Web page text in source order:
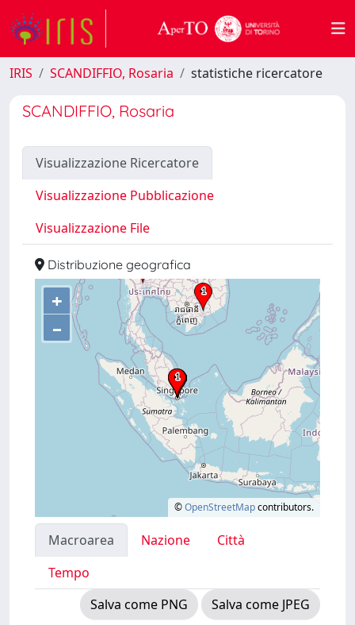
IRIS SCANDIFFIO, Rosaria statistiche ricercatore
SCANDIFFIO, Rosaria
Visualizzazione Ricercatore
Visualizzazione Pubblicazione
Visualizzazione File
Distribuzione geografica
+
–
©OpenStreetMapcontributors.
Macroarea Nazione
Città
Tempo
Salva come PNG
Salva come JPEG